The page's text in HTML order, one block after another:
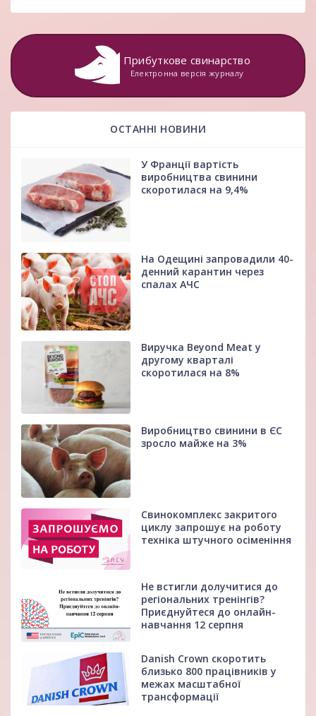
Прибуткове свинарство
Електронна версія журналу
ОСТАННІ НОВИНИ
У Франції вартість
виробництва свинини
скоротилася на 9,4%
На Одещині запровадили 40-
денний карантин через
спалах АЧС
Виручка Beyond Meat у
другому кварталі
скоротилася на 8%
Виробництво свинини в ЄС
зросло майже на 3%
Свинокомплекс закритого
циклу запрошує на роботу
техніка штучного осіменіння
Не встигли долучитися до
регіональних тренінгів?
Приєднуйтеся до онлайн-
навчання 12 серпня
Danish Crown скоротить
близько 800 працівників у
межах масштабної
трансформації